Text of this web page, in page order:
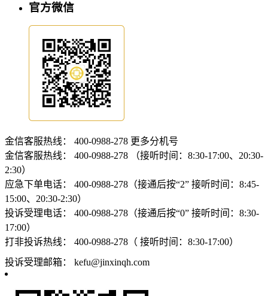
官方微信
金信客服热线： 400-0988-278 更多分机号
金信客服热线：
400-0988-278 （接听时间：8:30-17:00、20:30-
2:30）
应急下单电话：
400-0988-278（接通后按“2” 接听时间：8:45-
15:00、20:30-2:30）
投诉受理电话：
400-0988-278（接通后按“0” 接听时间：8:30-
17:00）
打非投诉热线：
400-0988-278（ 接听时间：8:30-17:00）
投诉受理邮箱：
kefu@jinxinqh.com